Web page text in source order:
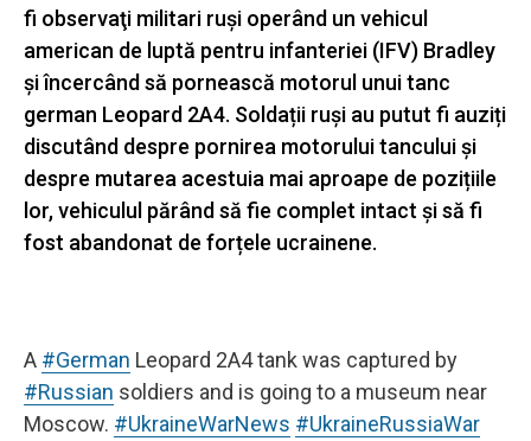
fi observaţi militari ruşi operând un vehicul
american de luptă pentru infanteriei (IFV) Bradley
și încercând să pornească motorul unui tanc
german Leopard 2A4. Soldații ruşi au putut fi auziți
discutând despre pornirea motorului tancului și
despre mutarea acestuia mai aproape de pozițiile
lor, vehiculul părând să fie complet intact și să fi
fost abandonat de forțele ucrainene.
A #German Leopard 2A4 tank was captured by
#Russian soldiers and is going to a museum near
Moscow. #UkraineWarNews #UkraineRussiaWar